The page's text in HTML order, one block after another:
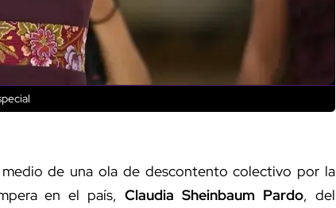
de una ola de descontento colectivo por la
en el país,Claudia Sheinbaum Pardo, del